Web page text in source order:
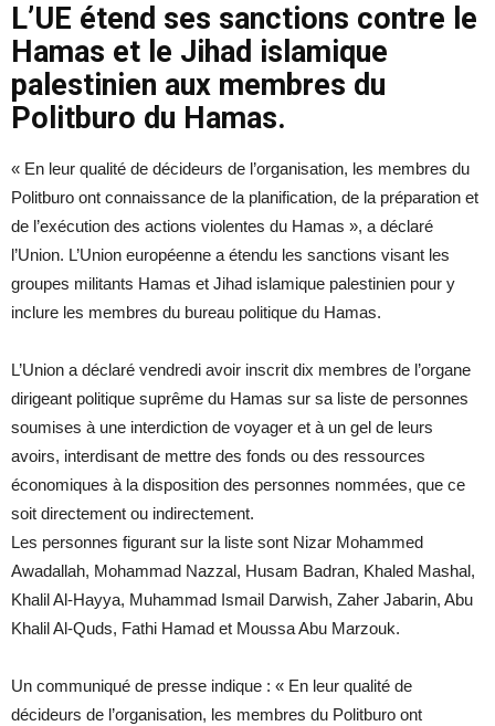
L’UE étend ses sanctions contre le
Hamas et le Jihad islamique
palestinien aux membres du
Politburo du Hamas.
« En leur qualité de décideurs de l’organisation, les membres du
Politburo ont connaissance de la planification, de la préparation et
de l’exécution des actions violentes du Hamas », a déclaré
l’Union. L’Union européenne a étendu les sanctions visant les
groupes militants Hamas et Jihad islamique palestinien pour y
inclure les membres du bureau politique du Hamas.
L’Union a déclaré vendredi avoir inscrit dix membres de l’organe
dirigeant politique suprême du Hamas sur sa liste de personnes
soumises à une interdiction de voyager et à un gel de leurs
avoirs, interdisant de mettre des fonds ou des ressources
économiques à la disposition des personnes nommées, que ce
soit directement ou indirectement.
Les personnes figurant sur la liste sont Nizar Mohammed
Awadallah, Mohammad Nazzal, Husam Badran, Khaled Mashal,
Khalil Al-Hayya, Muhammad Ismail Darwish, Zaher Jabarin, Abu
Khalil Al-Quds, Fathi Hamad et Moussa Abu Marzouk.
Un communiqué de presse indique : « En leur qualité de
décideurs de l’organisation, les membres du Politburo ont